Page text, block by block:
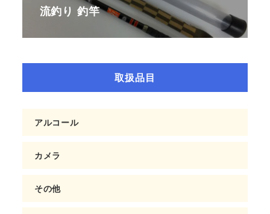
流釣り 釣竿
取扱品目
アルコール
カメラ
その他